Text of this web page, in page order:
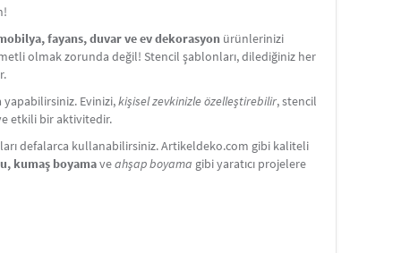
fayans, duvar ve ev dekorasyon ürünlerinizi
olmak zorunda değil! Stencil şablonları, dilediğiniz her
Evinizi,kişisel zevkinizle özelleştirebilir, stencil
etkili bir aktivitedir.
defalarca kullanabilirsiniz. Artikeldeko.com gibi kaliteli
kumaş boyamaveahşap boyama gibi yaratıcı projelere